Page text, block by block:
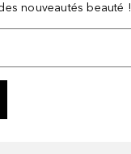
nouveautés beauté !